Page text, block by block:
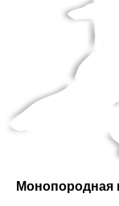
Монопородная